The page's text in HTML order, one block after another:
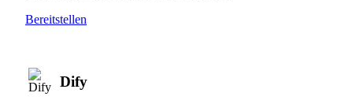
Bereitstellen
Dify